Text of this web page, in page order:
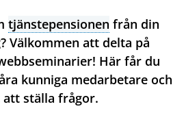
tjänstepensionen från din
Välkommen att delta på
Här får du
kunniga medarbetare och
ställa frågor.